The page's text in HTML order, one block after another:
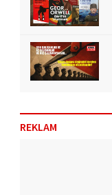
REKLAM